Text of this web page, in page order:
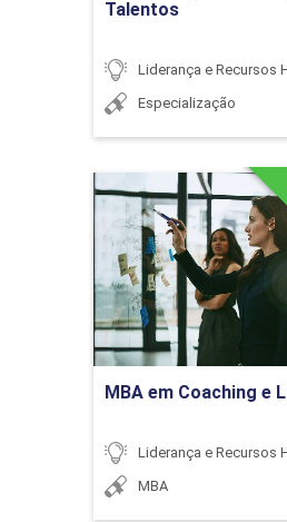
PLANEJAMENTO
SUSTENTABILIDADE
36
TREINAMENTO,
EDUCAÇÃO
Talentos
Liderança e Recursos
Especialização
MBA em Coaching e
Liderança e Recursos
MBA
MBA em
Detalhes
Ir para Inscrição